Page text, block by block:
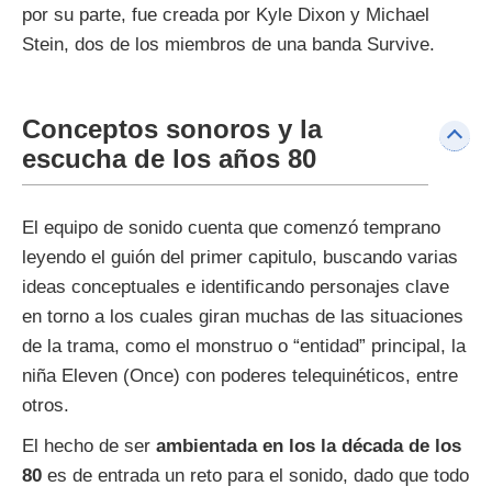
por su parte, fue creada por Kyle Dixon y Michael
Stein, dos de los miembros de una banda Survive.
Conceptos sonoros y la
escucha de los años 80
El equipo de sonido cuenta que comenzó temprano
leyendo el guión del primer capitulo, buscando varias
ideas conceptuales e identificando personajes clave
en torno a los cuales giran muchas de las situaciones
de la trama, como el monstruo o “entidad” principal, la
niña Eleven (Once) con poderes telequinéticos, entre
otros.
El hecho de ser ambientada en los la década de los
80 es de entrada un reto para el sonido, dado que todo